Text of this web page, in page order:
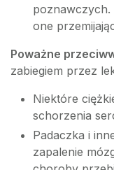
poznawczych.
one
Poważne
zabiegiem przez
Niektóre
schorzenia
Padaczka i
zapalenie